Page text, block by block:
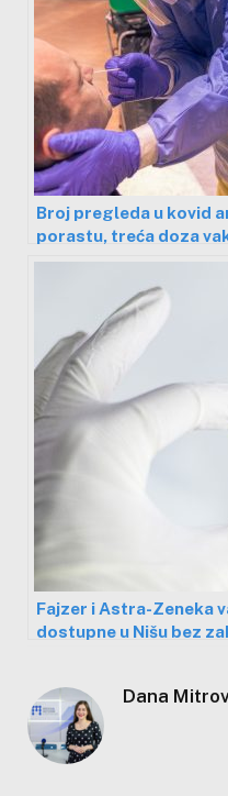
Broj pregleda u kovid
porastu, treća doza
Fajzer i Astra-Zeneka
dostupne u Nišu bez
Dana